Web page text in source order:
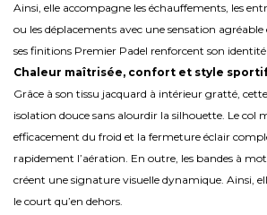
Ainsi, elle accompagne les échauffements, les
ou les déplacements avec une sensation
ses finitions Premier Padel renforcent son
Chaleur maîtrisée, confort et style
Grâce à son tissu jacquard à intérieur gratté,
isolation douce sans alourdir la silhouette. Le col
efficacement du froid et la fermeture éclair
rapidement l’aération. En outre, les bandes à
créent une signature visuelle dynamique. Ainsi,
le court qu’en dehors.